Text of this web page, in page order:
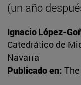
(un año
Ignacio López-
Catedrático de
Navarra
Publicado en: